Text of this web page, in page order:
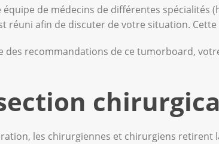
équipe de médecins de différentes spécialités
réuni afin de discuter de votre situation.
des recommandations de ce tumorboard,
les chirurgiennes et chirurgiens retirent